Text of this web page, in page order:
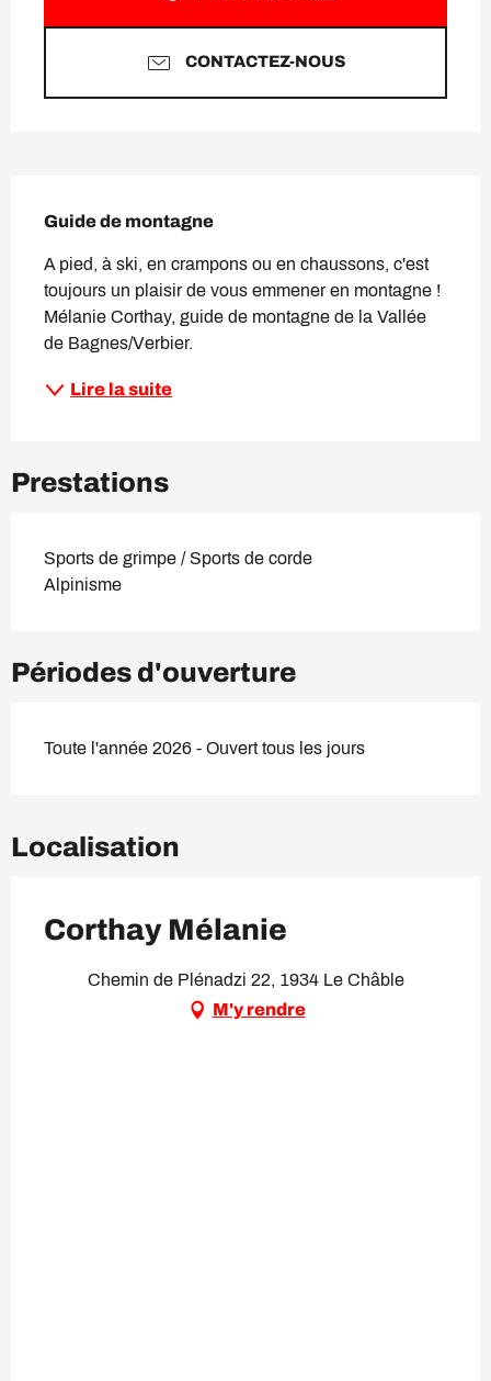
CONTACTEZ-NOUS
Guide de montagne
A pied, à ski, en crampons ou en chaussons, c'est
toujours un plaisir de vous emmener en montagne !
Mélanie Corthay, guide de montagne de la Vallée
de Bagnes/Verbier.
Lire la suite
Prestations
Sports de grimpe / Sports de corde
Alpinisme
Périodes d'ouverture
Toute l'année 2026 - Ouvert tous les jours
Localisation
Corthay Mélanie
Chemin de Plénadzi 22, 1934 Le Châble
M'y rendre